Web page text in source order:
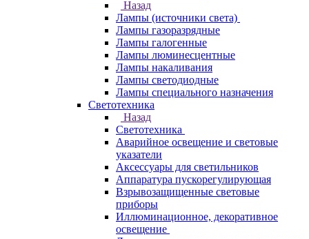
Назад
Лампы (источники света)
Лампы газоразрядные
Лампы галогенные
Лампы люминесцентные
Лампы накаливания
Лампы светодиодные
Лампы специального назначения
Светотехника
Назад
Светотехника
Аварийное освещение и световые
указатели
Аксессуары для светильников
Аппаратура пускорегулирующая
Взрывозащищенные световые
приборы
Иллюминационное, декоративное
освещение